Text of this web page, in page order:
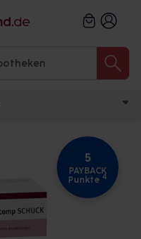
5
PAYBACK
Punkte 4